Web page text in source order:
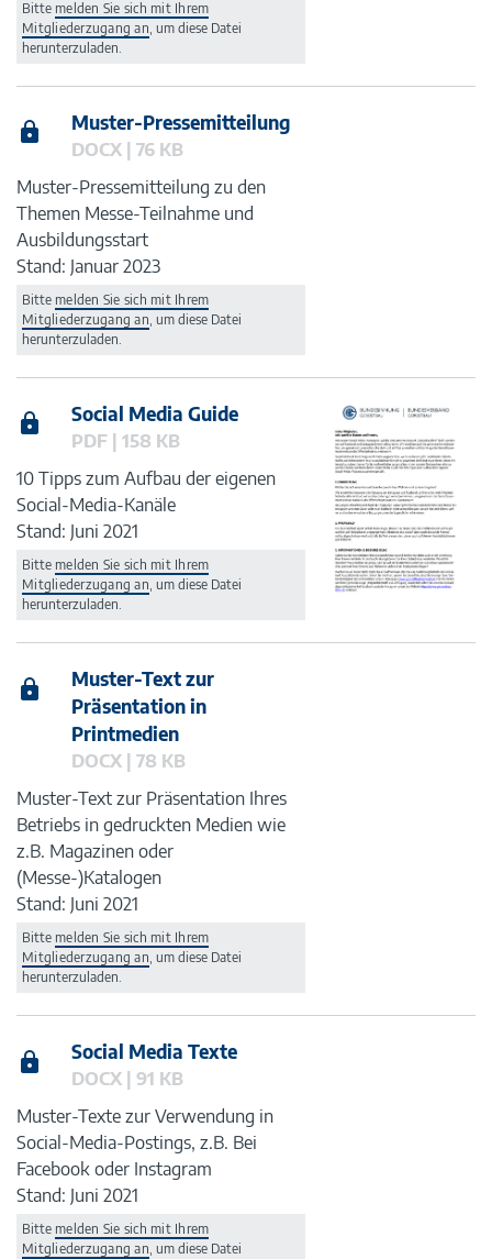
Bitte melden Sie sich mit Ihrem
Mitgliederzugang an, um diese Datei
herunterzuladen.
Muster-Pressemitteilung
DOCX | 76 KB
Muster-Pressemitteilung zu den
Themen Messe-Teilnahme und
Ausbildungsstart
Stand: Januar 2023
Bitte melden Sie sich mit Ihrem
Mitgliederzugang an, um diese Datei
herunterzuladen.
Social Media Guide
PDF | 158 KB
10 Tipps zum Aufbau der eigenen
Social-Media-Kanäle
Stand: Juni 2021
Bitte melden Sie sich mit Ihrem
Mitgliederzugang an, um diese Datei
herunterzuladen.
Muster-Text zur
Präsentation in
Printmedien
DOCX | 78 KB
Muster-Text zur Präsentation Ihres
Betriebs in gedruckten Medien wie
z.B. Magazinen oder
(Messe-)Katalogen
Stand: Juni 2021
Bitte melden Sie sich mit Ihrem
Mitgliederzugang an, um diese Datei
herunterzuladen.
Social Media Texte
DOCX | 91 KB
Muster-Texte zur Verwendung in
Social-Media-Postings, z.B. Bei
Facebook oder Instagram
Stand: Juni 2021
Bitte melden Sie sich mit Ihrem
Mitgliederzugang an, um diese Datei